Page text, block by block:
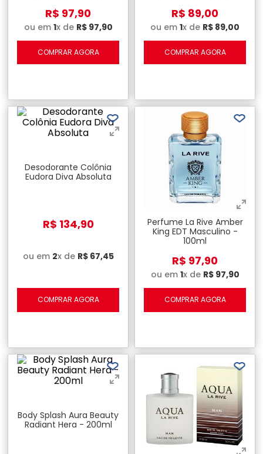
R$ 97,90
ou em 1x de R$ 97,90
COMPRAR AGORA
R$ 89,00
ou em 1x de R$ 89,00
COMPRAR AGORA
Desodorante Colônia
Eudora Diva Absoluta
R$ 134,90
ou em 2x de R$ 67,45
COMPRAR AGORA
Perfume La Rive Amber
King EDT Masculino -
100ml
R$ 97,90
ou em 1x de R$ 97,90
COMPRAR AGORA
Body Splash Aura Beauty
Radiant Hera - 200ml